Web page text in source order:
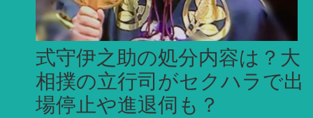
式守伊之助の処分内容は？大
相撲の立行司がセクハラで出
場停止や進退伺も？